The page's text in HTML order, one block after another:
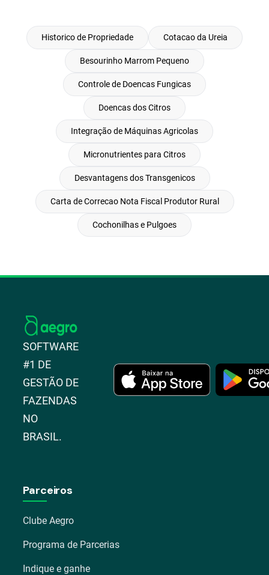
Historico de Propriedade Cotacao da Ureia
Besourinho Marrom Pequeno
Controle de Doencas Fungicas
Doencas dos Citros
Integração de Máquinas Agricolas
Micronutrientes para Citros
Desvantagens dos Transgenicos
Carta de Correcao Nota Fiscal Produtor Rural
Cochonilhas e Pulgoes
SOFTWARE
#1 DE
GESTÃO DE
FAZENDAS
NO
BRASIL.
Parceiros
Clube Aegro
Programa de Parcerias
Indique e ganhe